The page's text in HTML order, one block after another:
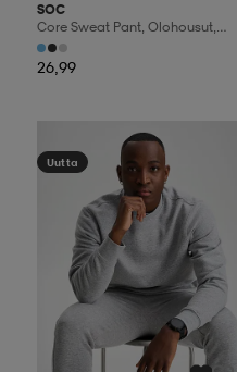
SOC
Core Sweat Pant, Olohousut,
Miesten
26,99
Valitse 2, maksa 44,99€
Uutta